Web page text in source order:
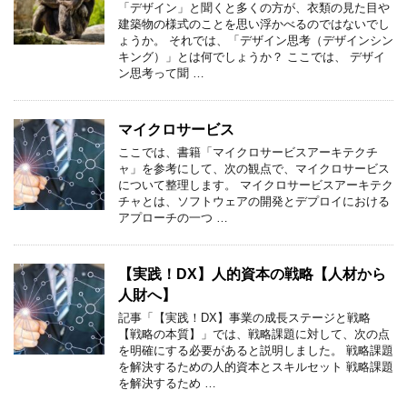
「デザイン」と聞くと多くの方が、衣類の見た目や
建築物の様式のことを思い浮かべるのではないでし
ょうか。 それでは、「デザイン思考（デザインシン
キング）」とは何でしょうか？ ここでは、 デザイ
ン思考って聞 …
マイクロサービス
ここでは、書籍「マイクロサービスアーキテクチ
ャ」を参考にして、次の観点で、マイクロサービス
について整理します。 マイクロサービスアーキテク
チャとは、ソフトウェアの開発とデプロイにおける
アプローチの一つ …
【実践！DX】人的資本の戦略【人材から
人財へ】
記事「【実践！DX】事業の成長ステージと戦略
【戦略の本質】」では、戦略課題に対して、次の点
を明確にする必要があると説明しました。 戦略課題
を解決するための人的資本とスキルセット 戦略課題
を解決するため …